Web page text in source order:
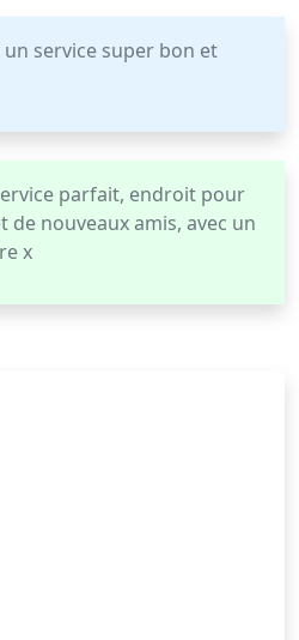
service super bon et
parfait, endroit pour
nouveaux amis, avec un
x